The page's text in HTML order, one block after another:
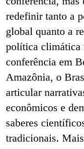
redefinir tanto a
global quanto a
política climática
conferência em
Amazônia, o
articular
econômicos e
saberes
tradicionais.